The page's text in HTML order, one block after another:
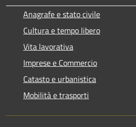
Anagrafe e stato civile
Cultura e tempo libero
Vita lavorativa
Imprese e Commercio
Catasto e urbanistica
Mobilità e trasporti